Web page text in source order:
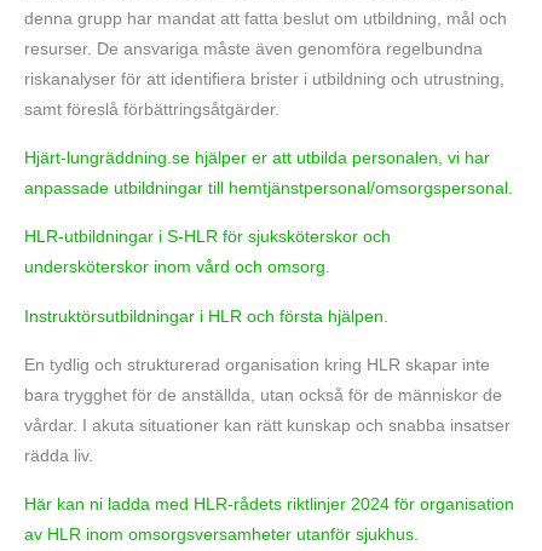
denna grupp har mandat att fatta beslut om utbildning, mål och
resurser. De ansvariga måste även genomföra regelbundna
riskanalyser för att identifiera brister i utbildning och utrustning,
samt föreslå förbättringsåtgärder.
Hjärt-lungräddning.se hjälper er att utbilda personalen, vi har
anpassade utbildningar till hemtjänstpersonal/omsorgspersonal.
HLR-utbildningar i S-HLR för sjuksköterskor och
undersköterskor inom vård och omsorg.
Instruktörsutbildningar i HLR och första hjälpen.
En tydlig och strukturerad organisation kring HLR skapar inte
bara trygghet för de anställda, utan också för de människor de
vårdar. I akuta situationer kan rätt kunskap och snabba insatser
rädda liv.
Här kan ni ladda med HLR-rådets riktlinjer 2024 för organisation
av HLR inom omsorgsversamheter utanför sjukhus.